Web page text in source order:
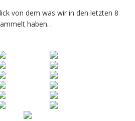
von dem was wir in den letzten 8
haben…